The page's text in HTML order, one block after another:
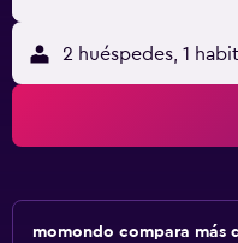
2 huéspedes, 1
momondo compara más